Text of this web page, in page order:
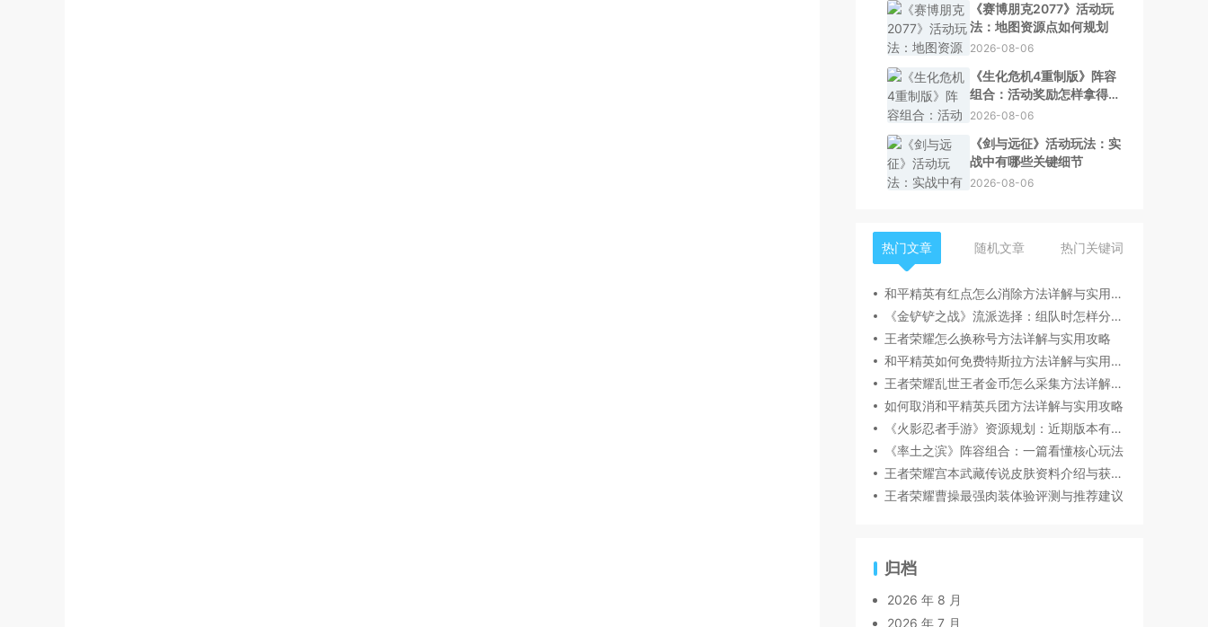
《赛博朋克2077》活动玩
法：地图资源点如何规划
2026-08-06
《生化危机4重制版》阵容
组合：活动奖励怎样拿得更
舒服
2026-08-06
《剑与远征》活动玩法：实
战中有哪些关键细节
2026-08-06
热门文章 随机文章 热门关键词
和平精英有红点怎么消除方法详解与实用攻略
《金铲铲之战》流派选择：组队时怎样分工更顺畅
王者荣耀怎么换称号方法详解与实用攻略
和平精英如何免费特斯拉方法详解与实用攻略
王者荣耀乱世王者金币怎么采集方法详解与实用攻略
如何取消和平精英兵团方法详解与实用攻略
《火影忍者手游》资源规划：近期版本有哪些变化值得关注
《率土之滨》阵容组合：一篇看懂核心玩法
王者荣耀宫本武藏传说皮肤资料介绍与获取方式
王者荣耀曹操最强肉装体验评测与推荐建议
归档
2026 年 8 月
2026 年 7 月